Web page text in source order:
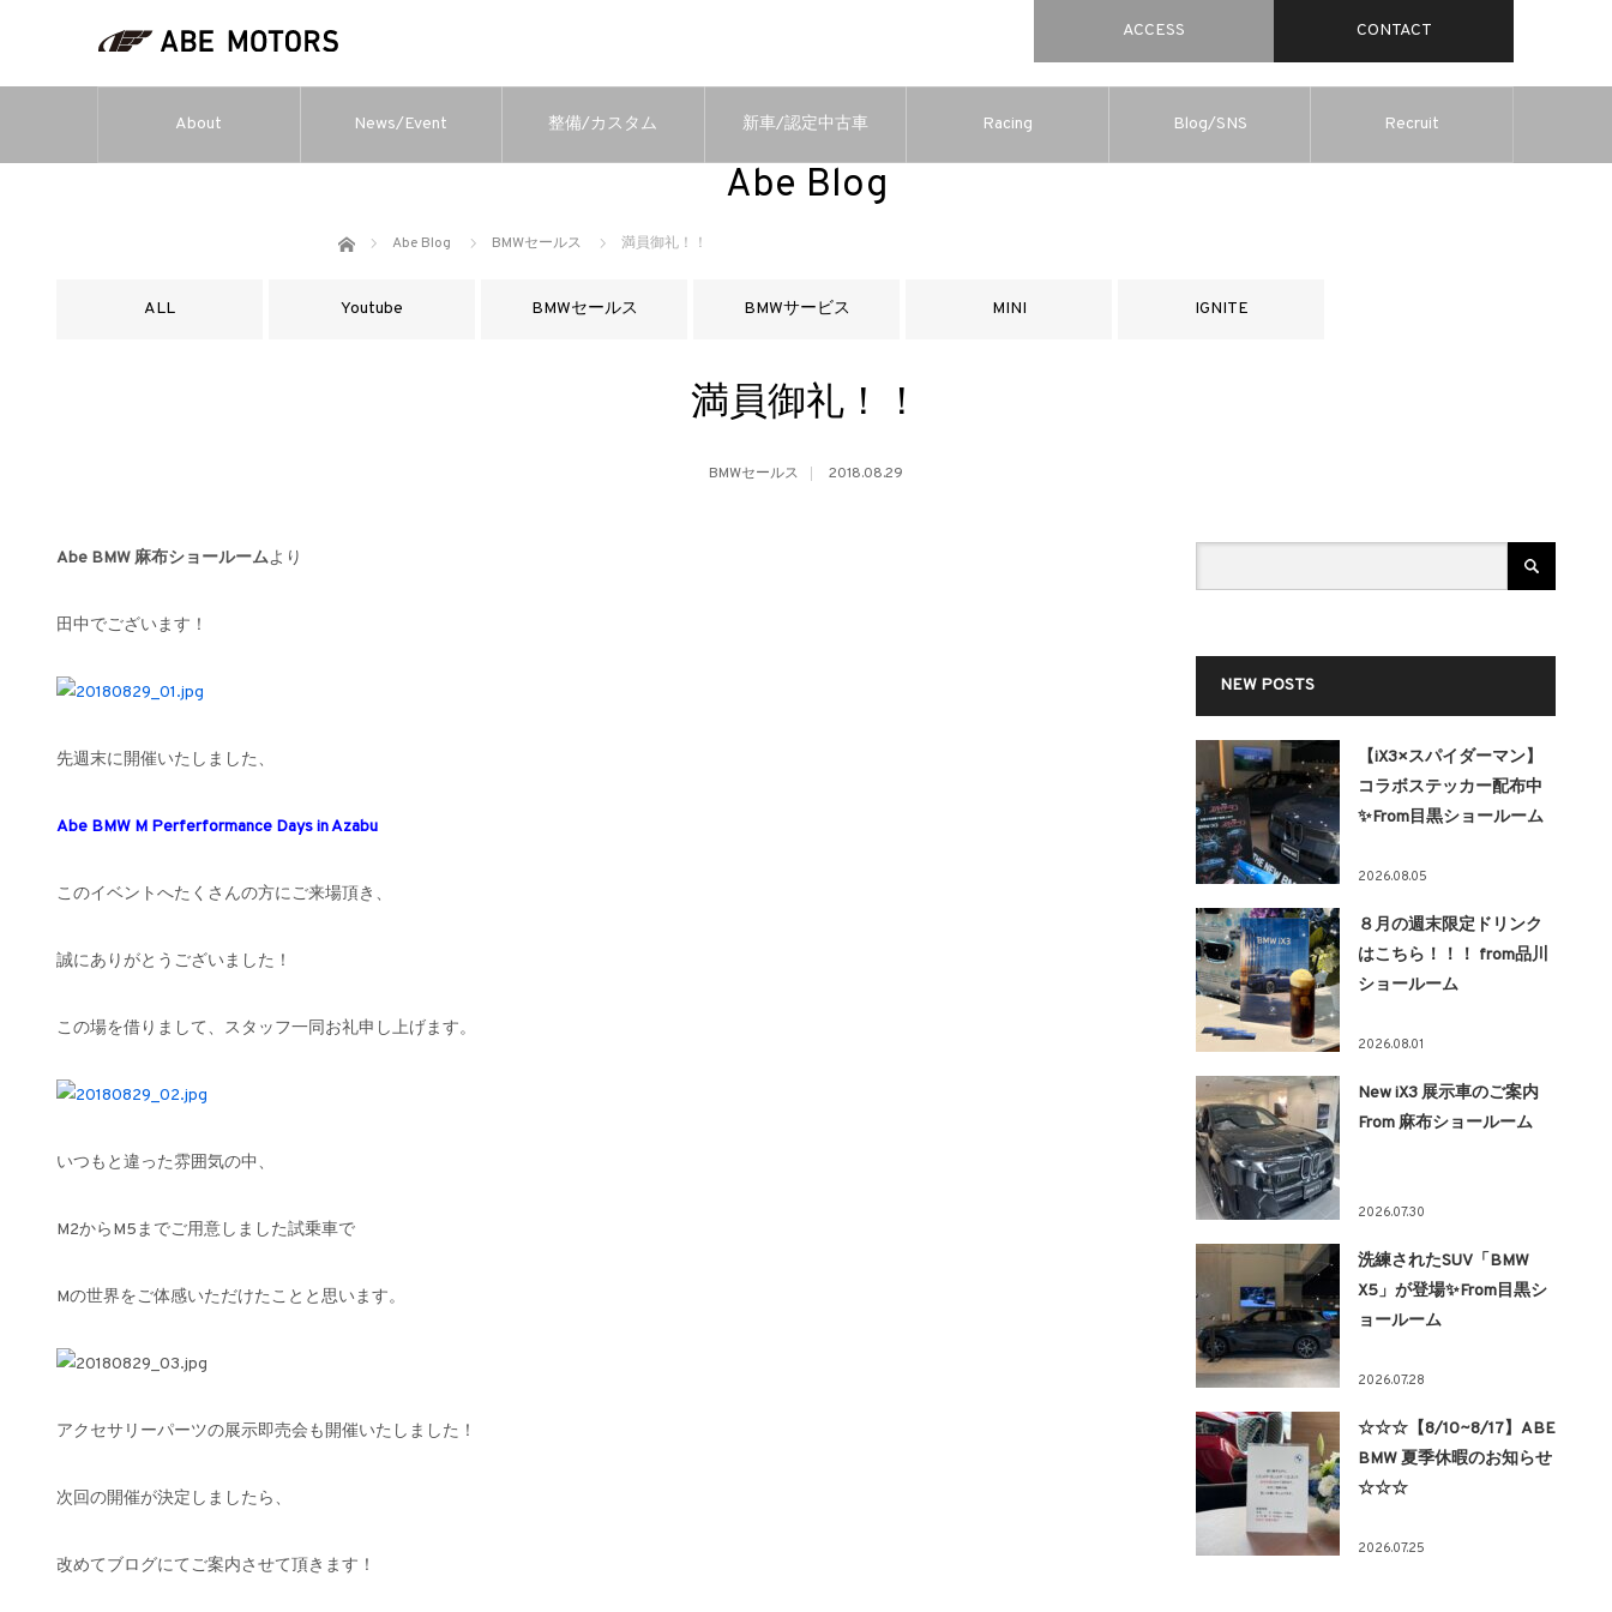
ACCESS CONTACT
About News/Event 整備/カスタム 新車/認定中古車 Racing Blog/SNS Recruit
Abe Blog
ホーム Abe Blog BMWセールス 満員御礼！！
ALL Youtube BMWセールス BMWサービス MINI IGNITE
満員御礼！！
BMWセールス 2018.08.29
Abe BMW 麻布ショールームより
田中でございます！
先週末に開催いたしました、
Abe BMW M Perferformance Days in Azabu
このイベントへたくさんの方にご来場頂き、
誠にありがとうございました！
この場を借りまして、スタッフ一同お礼申し上げます。
いつもと違った雰囲気の中、
M2からM5までご用意しました試乗車で
Mの世界をご体感いただけたことと思います。
アクセサリーパーツの展示即売会も開催いたしました！
次回の開催が決定しましたら、
改めてブログにてご案内させて頂きます！
NEW POSTS
【iX3×スパイダーマン】
コラボステッカー配布中
✨From目黒ショールーム
2026.08.05
８月の週末限定ドリンク
はこちら！！！ from品川
ショールーム
2026.08.01
New iX3 展示車のご案内
From 麻布ショールーム
2026.07.30
洗練されたSUV「BMW
X5」が登場✨From目黒シ
ョールーム
2026.07.28
☆☆☆【8/10~8/17】ABE
BMW 夏季休暇のお知らせ
☆☆☆
2026.07.25